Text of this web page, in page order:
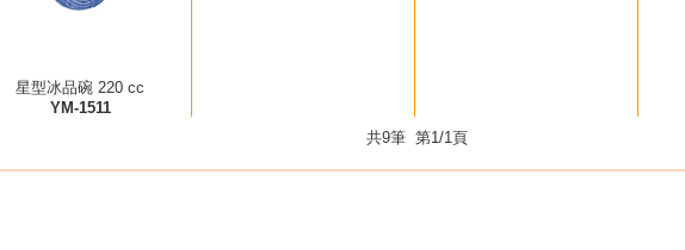
星型冰品碗 220 cc
YM-1511
共9筆 第1/1頁